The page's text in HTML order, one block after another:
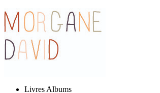
Livres Albums